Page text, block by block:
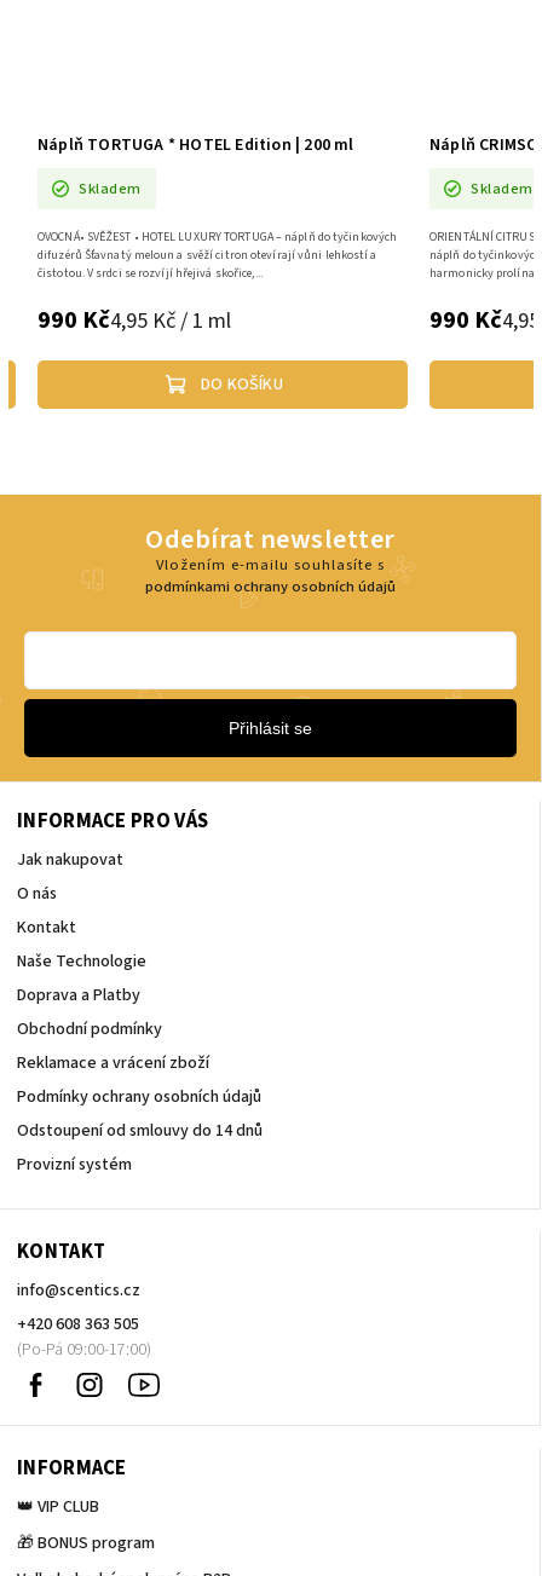
Náplň TORTUGA * HOTEL Edition | 200 ml
Skladem
990 Kč4,95 Kč / 1 ml
DO KOŠÍKU
OVOCNÁ• SVĚŽEST • HOTEL LUXURY TORTUGA – náplň do tyčinkových
difuzérů Šťavnatý meloun a svěží citron otevírají vůni lehkostí a
čistotou. V srdci se rozvíjí hřejivá skořice,...
Náplň
Skladem
990 Kč
ORIENTÁLNÍ
náplň do
harmonicky
INFORMACE PRO VÁS
Jak nakupovat
O nás
Kontakt
Naše Technologie
Doprava a Platby
Obchodní podmínky
Reklamace a vrácení zboží
Podmínky ochrany osobních údajů
Odstoupení od smlouvy do 14 dnů
Provizní systém
KONTAKT
info@scentics.cz
+420 608 363 505
Facebook Instagram
na
INFORMACE
👑 VIP CLUB
🎁 BONUS program
Odebírat newsletter
Vložením e-mailu souhlasíte s
podmínkami ochrany osobních údajů
Přihlásit se